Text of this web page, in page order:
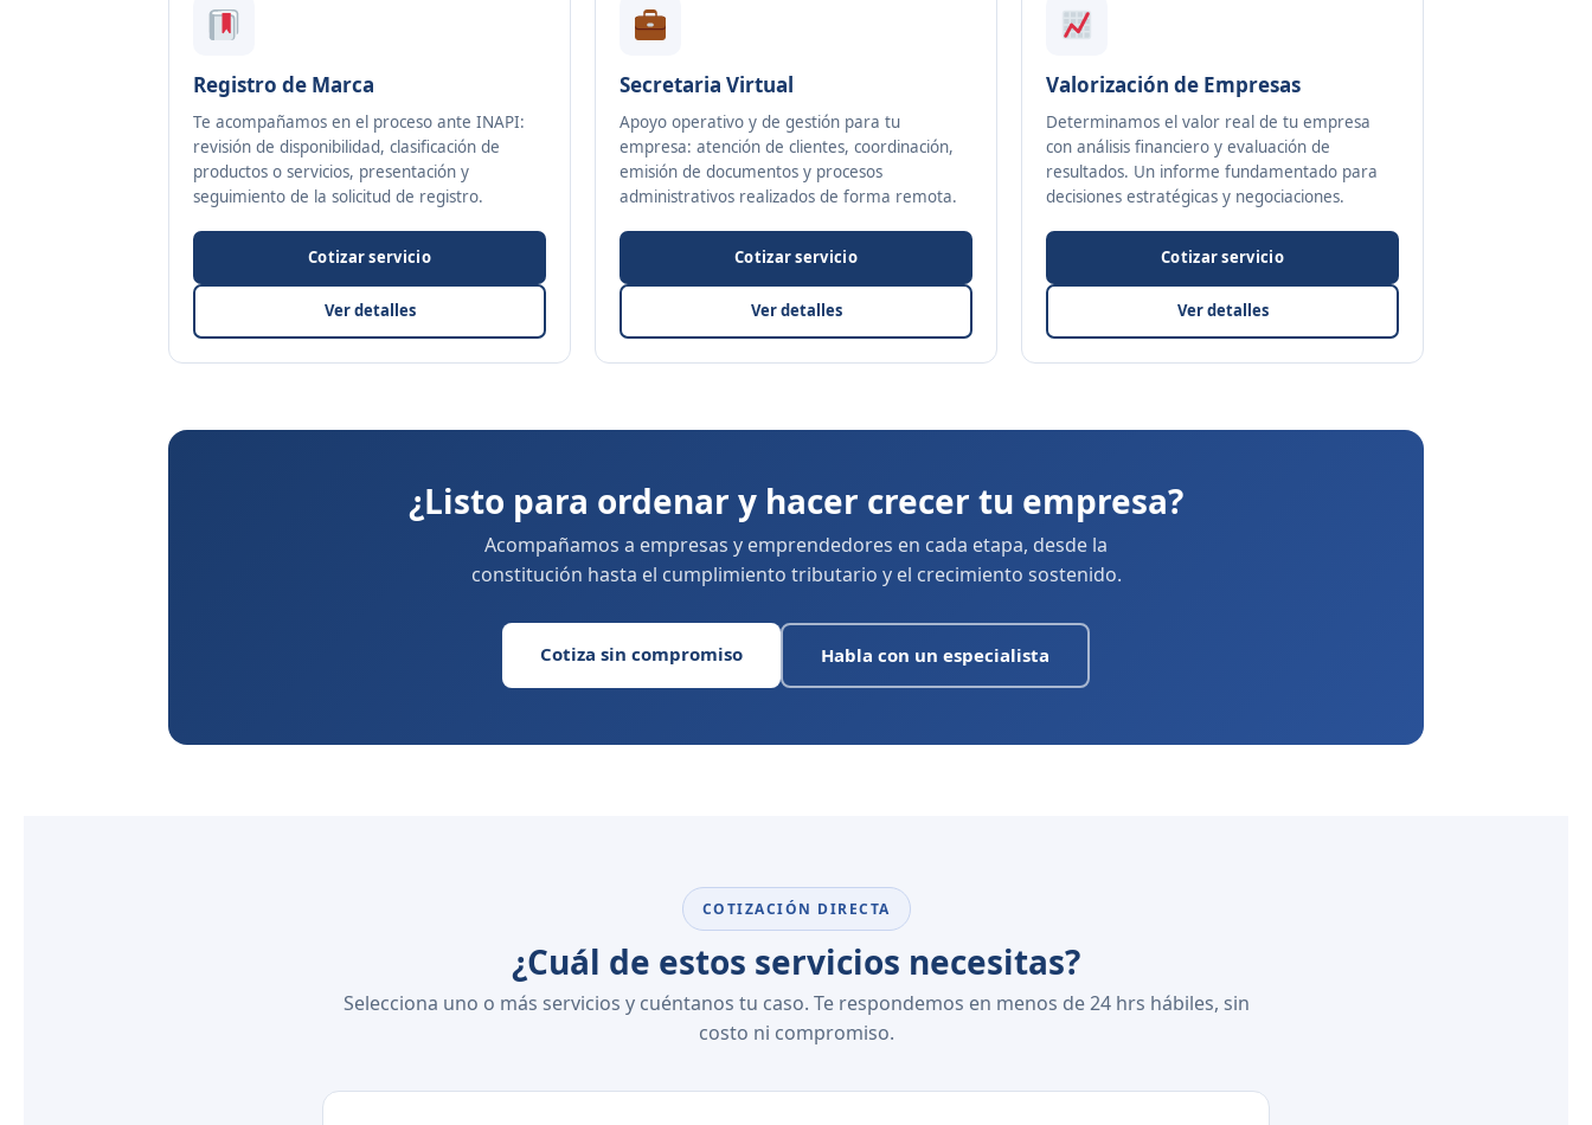
Registro de Marca
Te acompañamos en el proceso ante INAPI:
revisión de disponibilidad, clasificación de
productos o servicios, presentación y
seguimiento de la solicitud de registro.
Cotizar servicio
Ver detalles
Secretaria Virtual
Apoyo operativo y de gestión para tu
empresa: atención de clientes, coordinación,
emisión de documentos y procesos
administrativos realizados de forma remota.
Cotizar servicio
Ver detalles
Valorización de Empresas
Determinamos el valor real de tu empresa
con análisis financiero y evaluación de
resultados. Un informe fundamentado para
decisiones estratégicas y negociaciones.
Cotizar servicio
Ver detalles
¿Listo para ordenar y hacer crecer tu empresa?
Acompañamos a empresas y emprendedores en cada etapa, desde la
constitución hasta el cumplimiento tributario y el crecimiento sostenido.
Cotiza sin compromiso Habla con un especialista
COTIZACIÓN DIRECTA
¿Cuál de estos servicios necesitas?
Selecciona uno o más servicios y cuéntanos tu caso. Te respondemos en menos de 24 hrs hábiles, sin
costo ni compromiso.